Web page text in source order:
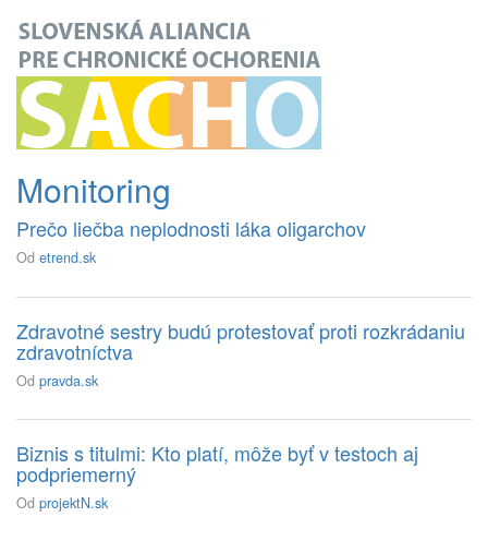
Monitoring
Prečo liečba neplodnosti láka oligarchov
Od etrend.sk
Zdravotné sestry budú protestovať proti rozkrádaniu
zdravotníctva
Od pravda.sk
Biznis s titulmi: Kto platí, môže byť v testoch aj
podpriemerný
Od projektN.sk